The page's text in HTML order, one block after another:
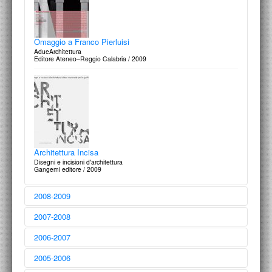
Ana Mendieta
Traces
Hayward Publishing / 2013
Archivi e mostre
Atti del Primo Convegno Internazionale
Edizioni La Biennale di Venezia / 2013
Omaggio a Franco Pierluisi
AdueArchitettura
Editore Ateneo–Reggio Calabria / 2009
Architettura Incisa
Disegni e incisioni d'architettura
Gangemi editore / 2009
2008-2009
2007-2008
2006-2007
2005-2006